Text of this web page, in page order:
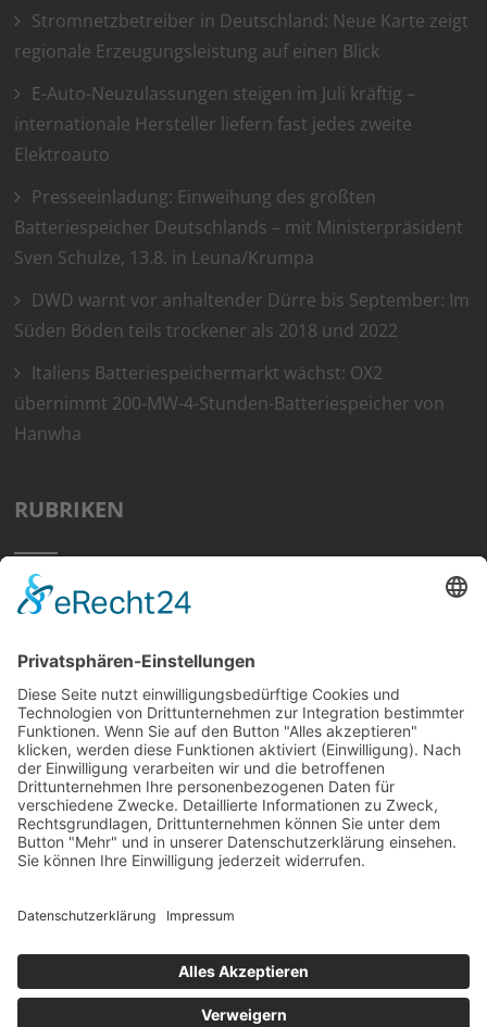
Stromnetzbetreiber in Deutschland: Neue Karte zeigt
regionale Erzeugungsleistung auf einen Blick
E-Auto-Neuzulassungen steigen im Juli kräftig –
internationale Hersteller liefern fast jedes zweite
Elektroauto
Presseeinladung: Einweihung des größten
Batteriespeicher Deutschlands – mit Ministerpräsident
Sven Schulze, 13.8. in Leuna/Krumpa
DWD warnt vor anhaltender Dürre bis September: Im
Süden Böden teils trockener als 2018 und 2022
Italiens Batteriespeichermarkt wächst: OX2
übernimmt 200-MW-4-Stunden-Batteriespeicher von
Hanwha
RUBRIKEN
Home
Tipps
Wissen
Strom Top30
F&A
News
© hellundwarm.de2026 All Rights Reserved